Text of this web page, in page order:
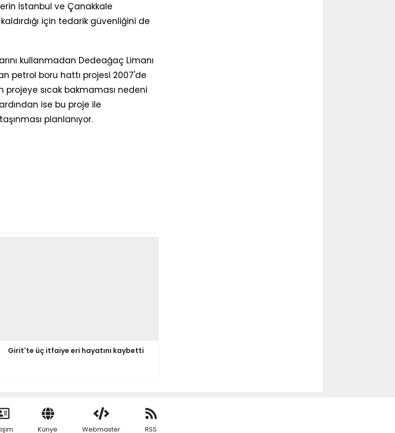
İstanbul ve Çanakkale
için tedarik güvenliğini de
kullanmadan Dedeağaç Limanı
petrol boru hattı projesi 2007'de
projeye sıcak bakmaması nedeni
ise bu proje ile
planlanıyor.
Girit'te üç itfaiye eri hayatını kaybetti
Künye Webmaster RSS